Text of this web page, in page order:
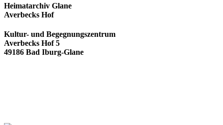
Heimatarchiv Glane
Averbecks Hof
Kultur- und Begegnungszentrum
Averbecks Hof 5
49186 Bad Iburg-Glane